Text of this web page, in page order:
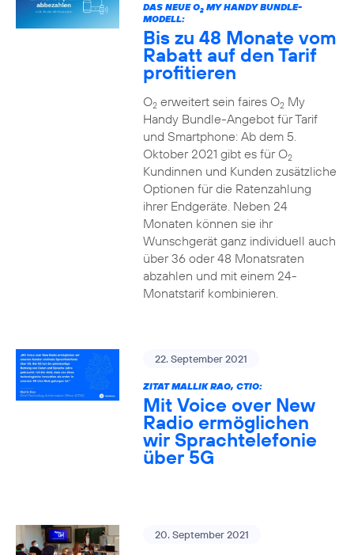
DAS NEUE O2MY HANDY BUNDLE-
MODELL:
Bis zu 48 Monate vom
Rabatt auf den Tarif
profitieren
O2erweitert sein faires O2My
Handy Bundle-Angebot für Tarif
und Smartphone: Ab dem 5.
Oktober 2021 gibt es für O2
Kundinnen und Kunden zusätzliche
Optionen für die Ratenzahlung
ihrer Endgeräte. Neben 24
Monaten können sie ihr
Wunschgerät ganz individuell auch
über 36 oder 48 Monatsraten
abzahlen und mit einem 24-
Monatstarif kombinieren.
22. September 2021
ZITAT MALLIK RAO, CTIO:
Mit Voice over New
Radio ermöglichen
wir Sprachtelefonie
über 5G
20. September 2021